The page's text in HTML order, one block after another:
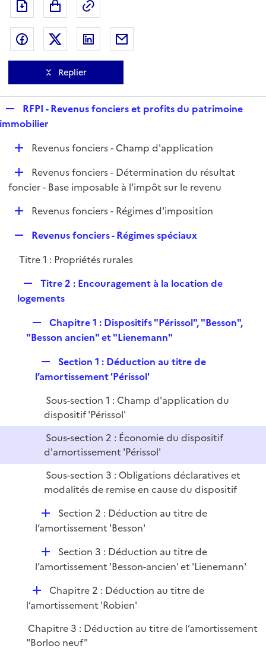
Exporter le document au format pdf
Partager sur Facebook
Partager sur Twitter
Partager sur LinkedIn
Replier
e
l
i
e
r
RFPI - Revenus fonciers et profits du patrimoine
immobilier
D
l
Revenus fonciers - Champ d'application
D
é
r
Revenus fonciers - Détermination du résultat
foncier - Base imposable à l'impôt sur le revenu
D
l
i
e
r
Revenus fonciers - Régimes d'imposition
p
e
Revenus fonciers - Régimes spéciaux
Titre 1 : Propriétés rurales
e
l
i
Titre 2 : Encouragement à la location de
logements
e
l
i
e
r
Chapitre 1 : Dispositifs "Périssol", "Besson",
"Besson ancien" et "Lienemann"
e
l
i
Section 1 : Déduction au titre de
l’amortissement 'Périssol'
Sous-section 1 : Champ d'application du
dispositif 'Périssol'
Sous-section 2 : Économie du dispositif
d'amortissement 'Périssol'
Sous-section 3 : Obligations déclaratives et
modalités de remise en cause du dispositif
D
é
i
e
r
Section 2 : Déduction au titre de
l’amortissement 'Besson'
D
é
l
i
e
r
Section 3 : Déduction au titre de
l’amortissement 'Besson-ancien' et 'Lienemann'
D
é
l
i
Chapitre 2 : Déduction au titre de
l’amortissement 'Robien'
Chapitre 3 : Déduction au titre de l’amortissement
"Borloo neuf"